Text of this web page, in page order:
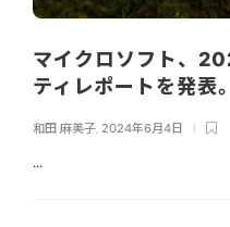
マイクロソフト、
ティレポートを発表
和田 麻美子, 2024年6月4日
...